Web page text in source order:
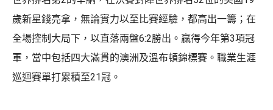
歲新星錢亮拿，無論實力以至比賽經驗，都高出一籌；在
全場控制大局下，以直落兩盤6:2勝出。贏得今年第3項冠
軍，當中包括四大滿貫的澳洲及溫布頓錦標賽。職業生涯
巡迴賽單打累積至21冠。